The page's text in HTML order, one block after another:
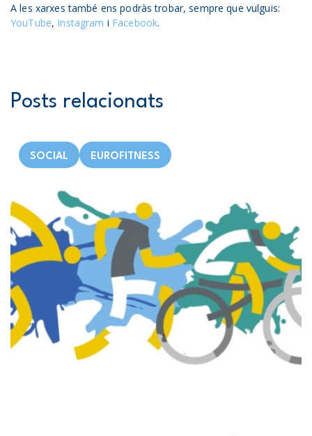
A les xarxes també ens podràs trobar, sempre que vulguis:
YouTube, Instagram i Facebook.
Posts relacionats
SOCIAL EUROFITNESS